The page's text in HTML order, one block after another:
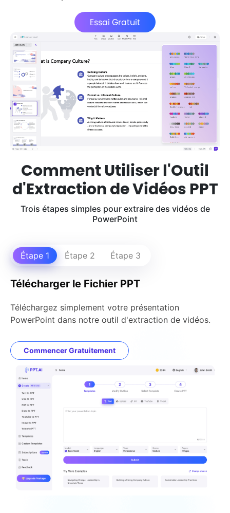
Essai Gratuit
Comment Utiliser l'Outil
d'Extraction de Vidéos PPT
Trois étapes simples pour extraire des vidéos de
PowerPoint
Étape 1 Étape 2 Étape 3
Télécharger le Fichier PPT
Téléchargez simplement votre présentation
PowerPoint dans notre outil d'extraction de vidéos.
Commencer Gratuitement